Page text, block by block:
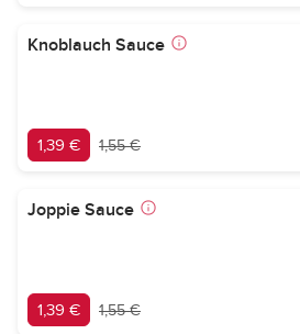
Knoblauch Sauce
1,39 € 1,55 €
Joppie Sauce
1,39 € 1,55 €